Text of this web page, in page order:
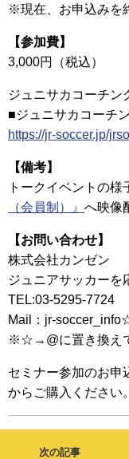
※現在、お申込みを
【参加費】
3,000円（税込）
ジュニサカコーチン
■ジュニサカコーチ
https://jr-soccer.jp/
【備考】
トークイベントの様
（会員制）』 へ映像
【お問い合わせ】
株式会社カンゼン
ジュニアサッカーを
TEL:03-5295-7724
Mail：jr-
※☆→@に置き換え
セミナー参加のお申
からご購入ください。
次の記事